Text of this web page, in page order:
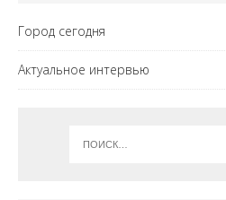
Город сегодня
Актуальное интервью